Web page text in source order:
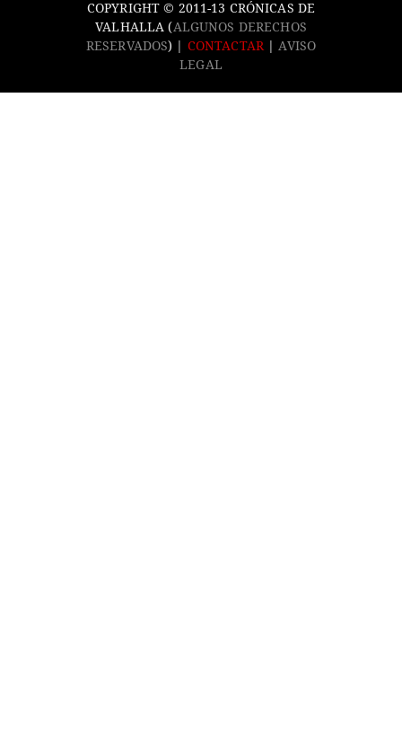
COPYRIGHT © 2011-13 CRÓNICAS DE
VALHALLA (ALGUNOS DERECHOS
RESERVADOS) | CONTACTAR
AVISO
LEGAL